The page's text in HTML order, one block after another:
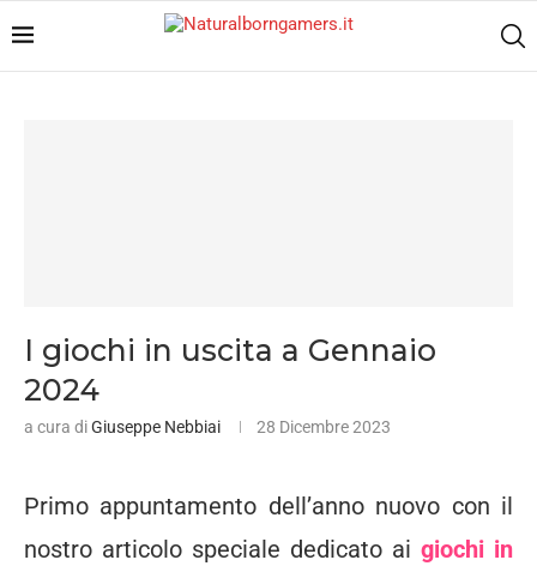
I giochi in uscita a Gennaio
2024
a cura diGiuseppe Nebbiai 28 Dicembre 2023
Primo appuntamento dell’anno nuovo con il
nostro articolo speciale dedicato ai giochi in